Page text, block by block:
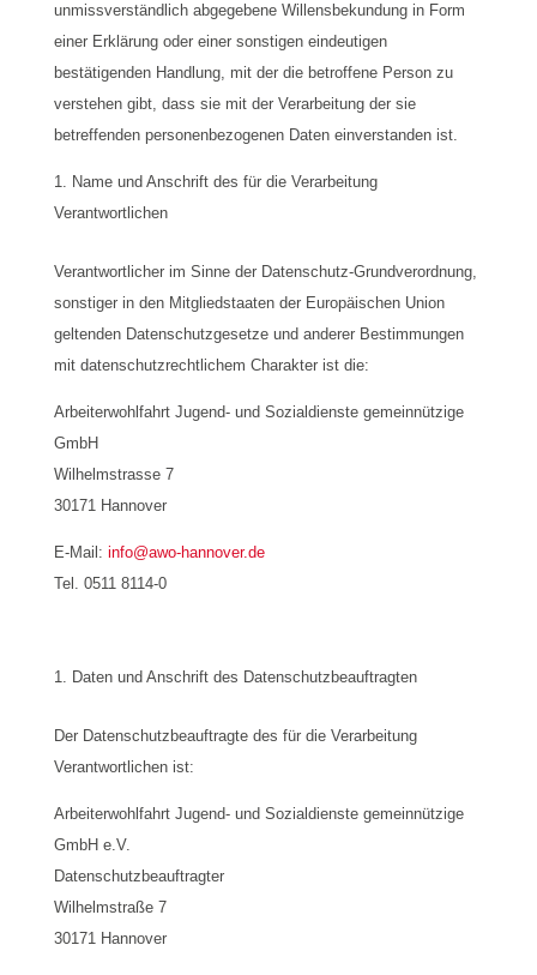
unmissverständlich abgegebene Willensbekundung in Form
einer Erklärung oder einer sonstigen eindeutigen
bestätigenden Handlung, mit der die betroffene Person zu
verstehen gibt, dass sie mit der Verarbeitung der sie
betreffenden personenbezogenen Daten einverstanden ist.
Name und Anschrift des für die Verarbeitung
Verantwortlichen
Verantwortlicher im Sinne der Datenschutz-Grundverordnung,
sonstiger in den Mitgliedstaaten der Europäischen Union
geltenden Datenschutzgesetze und anderer Bestimmungen
mit datenschutzrechtlichem Charakter ist die:
Arbeiterwohlfahrt Jugend- und Sozialdienste gemeinnützige
GmbH
Wilhelmstrasse 7
30171 Hannover
E-Mail: info@awo-hannover.de
Tel. 0511 8114-0
Daten und Anschrift des Datenschutzbeauftragten
Der Datenschutzbeauftragte des für die Verarbeitung
Verantwortlichen ist:
Arbeiterwohlfahrt Jugend- und Sozialdienste gemeinnützige
GmbH e.V.
Datenschutzbeauftragter
Wilhelmstraße 7
30171 Hannover